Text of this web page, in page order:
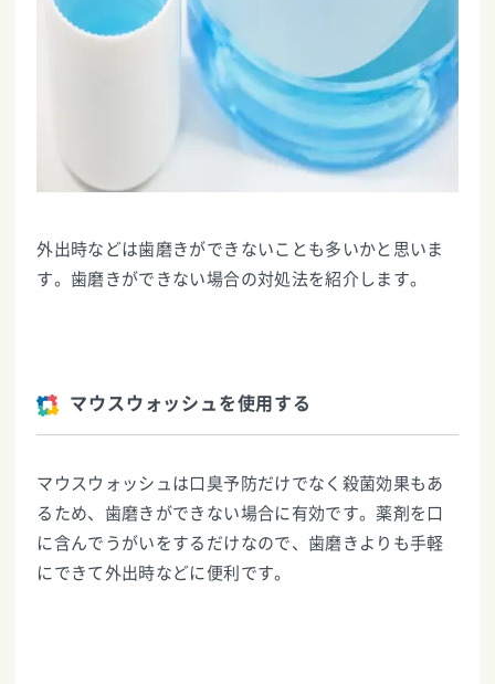
外出時などは歯磨きができないことも多いかと思いま
す。歯磨きができない場合の対処法を紹介します。
マウスウォッシュを使用する
マウスウォッシュは口臭予防だけでなく殺菌効果もあ
るため、歯磨きができない場合に有効です。薬剤を口
に含んでうがいをするだけなので、歯磨きよりも手軽
にできて外出時などに便利です。